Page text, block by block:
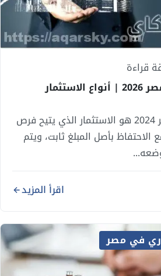
أفضل استثمار في مصر 2026 | أنواع الاستثمار
أفضل استثمار في مصر 2024 هو الاستثمار الذي يتيح فرص
بأصل المبلغ ثابت، ويتم
اقرأ المزيد
في مصر